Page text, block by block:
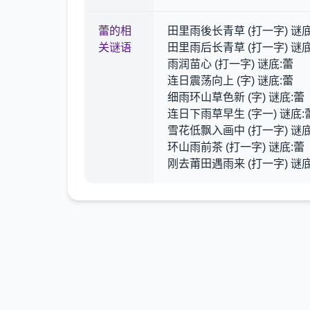
蕾的相
关谜语
田里雨後长青草 (打一字) 谜
田里雨后长青草 (打一字) 谜
雨润苗心 (打一字) 谜底:蕾
连日震荡向上 (字) 谜底:蕾
细雨环山草色新 (字) 谜底:蕾
连日下雨草早生 (字一) 谜底:
雪花低飘入画中 (打一字) 谜
环山雨前茶 (打一字) 谜底:蕾
刚去莆田遇雨来 (打一字) 谜